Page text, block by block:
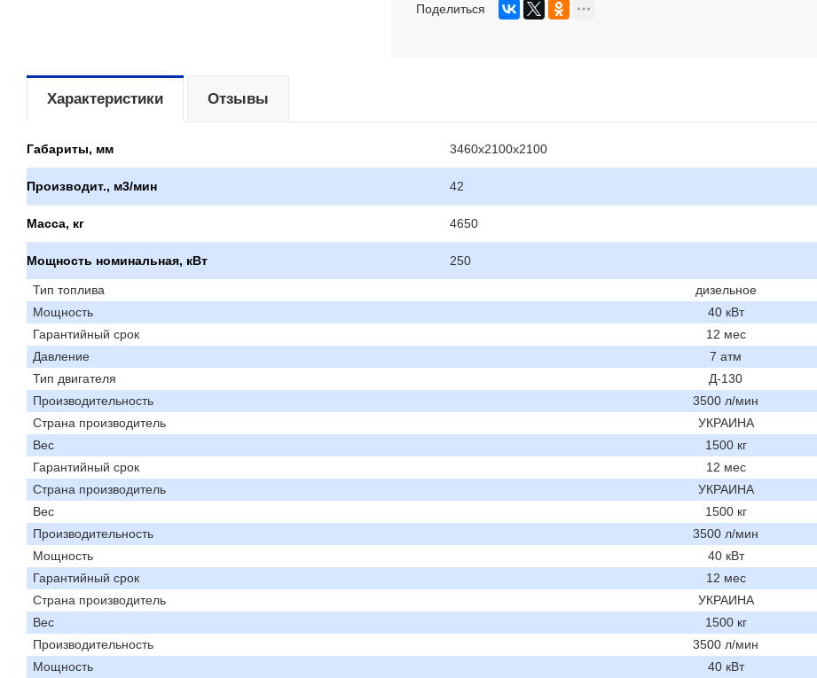
Поделиться
Характеристики
Габариты, мм 3460х2100х2100
Производит., м3/мин 42
Масса, кг 4650
Мощность номинальная, кВт 250
Тип топлива
дизельное
Мощность
40 кВт
Гарантийный срок
12 мес
Давление
7 атм
Тип двигателя
Д-130
Производительность
3500 л/мин
Страна производитель
УКРАИНА
Вес
1500 кг
Гарантийный срок
12 мес
Страна производитель
УКРАИНА
Вес
1500 кг
Производительность
3500 л/мин
Мощность
40 кВт
Гарантийный срок
12 мес
Страна производитель
УКРАИНА
Вес
1500 кг
Производительность
3500 л/мин
Мощность
40 кВт
Отзывы